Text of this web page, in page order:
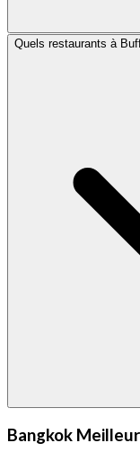
Quels restaurants à
Bangkok